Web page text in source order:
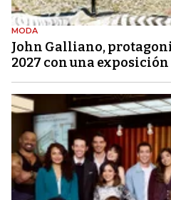
MODA
John Galliano,
2027 con una exposición